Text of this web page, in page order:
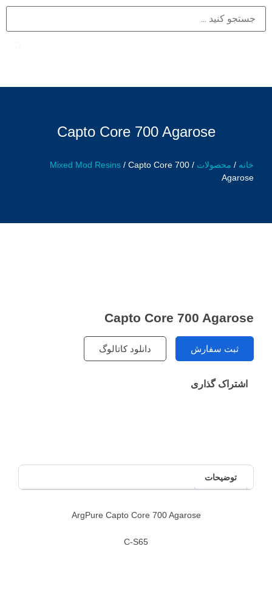
Capto Core 700 Agarose
خانه / محصولات /
Mixed Mod Resins / Capto Core 700
Agarose
Capto Core 700 Agarose
ثبت سفارش دانلود کاتالوگ
اشتراک گذاری
توضیحات
ArgPure Capto Core 700 Agarose
C-S65